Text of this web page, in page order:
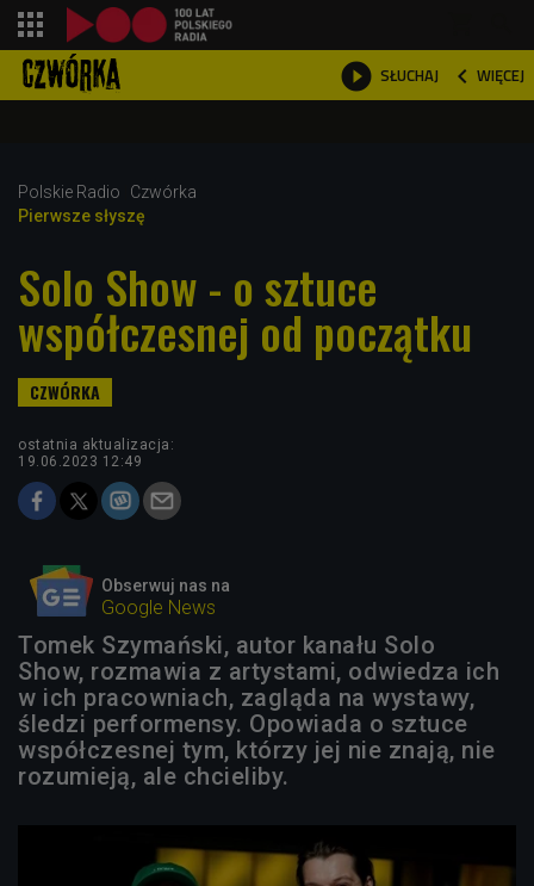
 SŁUCHAJ  WIĘCEJ

Polskie Radio
Czwórka
Pierwsze słyszę
Solo Show - o sztuce
współczesnej od początku
ostatnia aktualizacja:
19.06.2023 12:49
Obserwuj nas na
Google News
Tomek Szymański, autor kanału Solo
Show, rozmawia z artystami, odwiedza ich
w ich pracowniach, zagląda na wystawy,
śledzi performensy. Opowiada o sztuce
współczesnej tym, którzy jej nie znają, nie
rozumieją, ale chcieliby.